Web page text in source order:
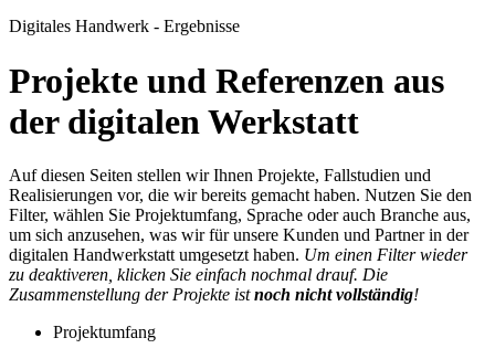
Digitales Handwerk - Ergebnisse
Projekte und Referenzen aus
der digitalen Werkstatt
Auf diesen Seiten stellen wir Ihnen Projekte, Fallstudien und
Realisierungen vor, die wir bereits gemacht haben. Nutzen Sie den
Filter, wählen Sie Projektumfang, Sprache oder auch Branche aus,
um sich anzusehen, was wir für unsere Kunden und Partner in der
digitalen Handwerkstatt umgesetzt haben. Um einen Filter wieder
zu deaktiveren, klicken Sie einfach nochmal drauf. Die
Zusammenstellung der Projekte istnoch nicht vollständig!
Projektumfang